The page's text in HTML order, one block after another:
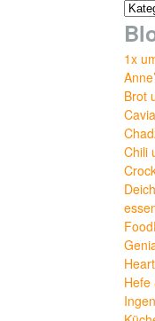
1x
Brot
Chili
Hefe